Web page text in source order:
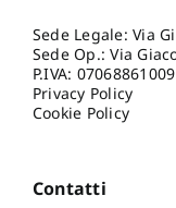
Sede Legale: Via
Sede Op.: Via
P.IVA: 07068861009
Privacy Policy
Cookie Policy
Contatti